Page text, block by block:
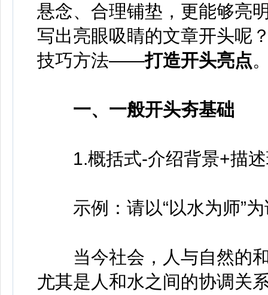
悬念、合理铺垫，更能够亮
写出亮眼吸睛的文章开头呢
技巧方法——打造开头亮点
一、一般开头夯基础
1.概括式-介绍背景+描述
示例：请以“以水为师”为
当今社会，人与自然的和
尤其是人和水之间的协调关